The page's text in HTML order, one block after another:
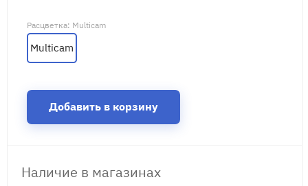
Расцветка: Multicam
Multicam
Добавить в корзину
Наличие в магазинах